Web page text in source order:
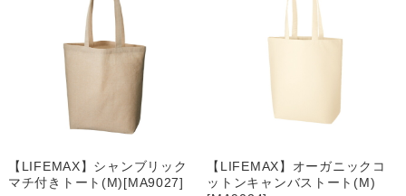
【LIFEMAX】シャンブリック
マチ付きトート(M)[MA9027]
【LIFEMAX】オーガニックコ
ットンキャンバストート(M)